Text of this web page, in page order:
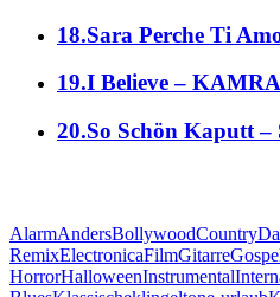
18.Sara Perche Ti
19.I Believe –
20.So Schön Kaputt –
AlarmAndersBollywoodCountry
RemixElectronicaFilmGitarre
HorrorHalloweenInstrumental